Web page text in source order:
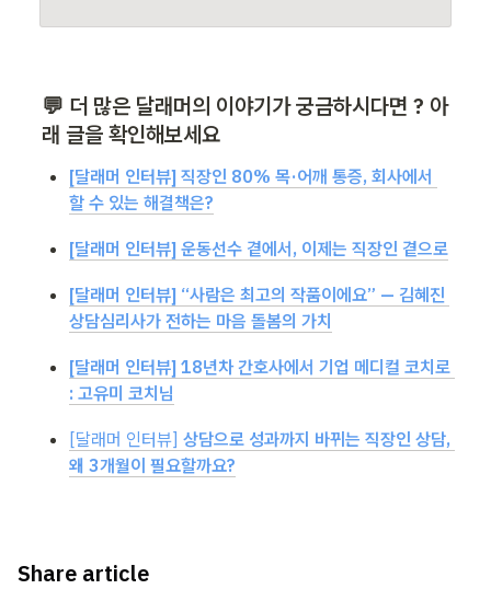
💬 더 많은 달래머의 이야기가 궁금하시다면 ? 아
래 글을 확인해보세요
[달래머 인터뷰] 직장인 80% 목·어깨 통증, 회사에서
할 수 있는 해결책은?
[달래머 인터뷰] 운동선수 곁에서, 이제는 직장인 곁으로
[달래머 인터뷰] “사람은 최고의 작품이에요” — 김혜진
상담심리사가 전하는 마음 돌봄의 가치
[달래머 인터뷰] 18년차 간호사에서 기업 메디컬 코치로
: 고유미 코치님
[달래머 인터뷰] 상담으로 성과까지 바뀌는 직장인 상담,
왜 3개월이 필요할까요?
Share article